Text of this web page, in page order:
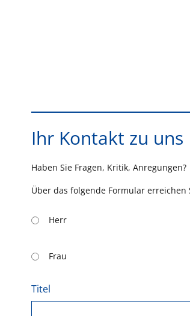
Ihr Kontakt zu uns
Haben Sie Fragen, Kritik, Anregungen?
Über das folgende Formular erreichen
Herr
Frau
Titel